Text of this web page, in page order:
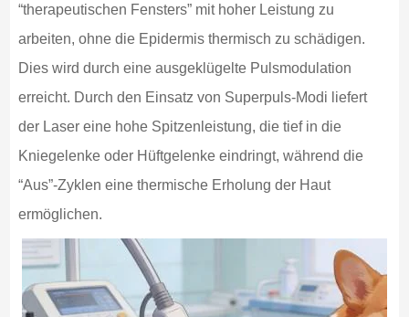
“therapeutischen Fensters” mit hoher Leistung zu
arbeiten, ohne die Epidermis thermisch zu schädigen.
Dies wird durch eine ausgeklügelte Pulsmodulation
erreicht. Durch den Einsatz von Superpuls-Modi liefert
der Laser eine hohe Spitzenleistung, die tief in die
Kniegelenke oder Hüftgelenke eindringt, während die
“Aus”-Zyklen eine thermische Erholung der Haut
ermöglichen.